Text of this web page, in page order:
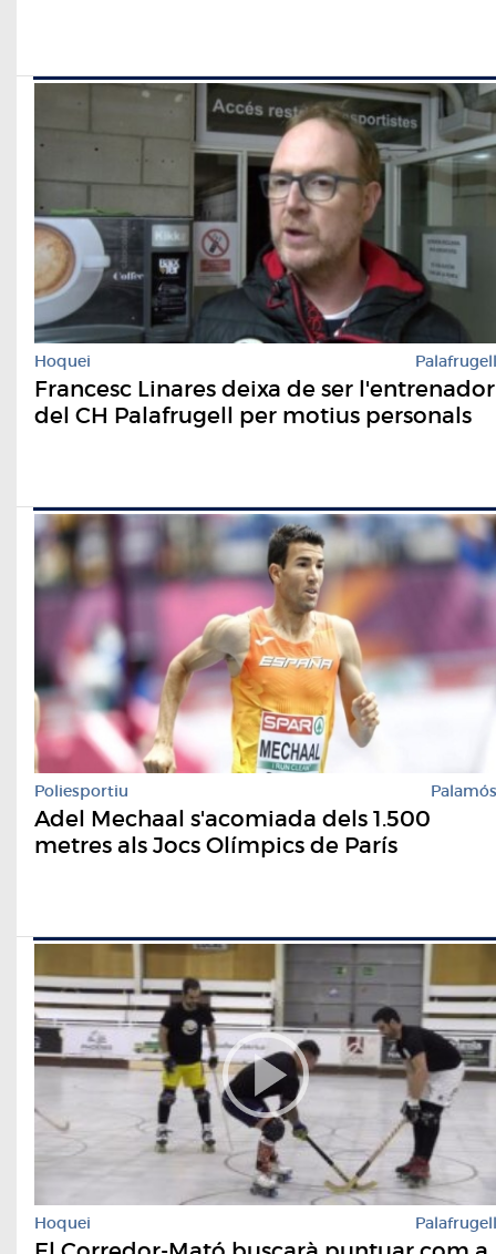
Hoquei Palafrugell
Francesc Linares deixa de ser l'entrenador
del CH Palafrugell per motius personals
Poliesportiu Palamós
Adel Mechaal s'acomiada dels 1.500
metres als Jocs Olímpics de París
Hoquei Palafrugell